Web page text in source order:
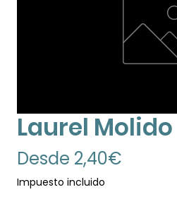
Laurel Molido
Desde 2,40€Precio
Impuesto incluido